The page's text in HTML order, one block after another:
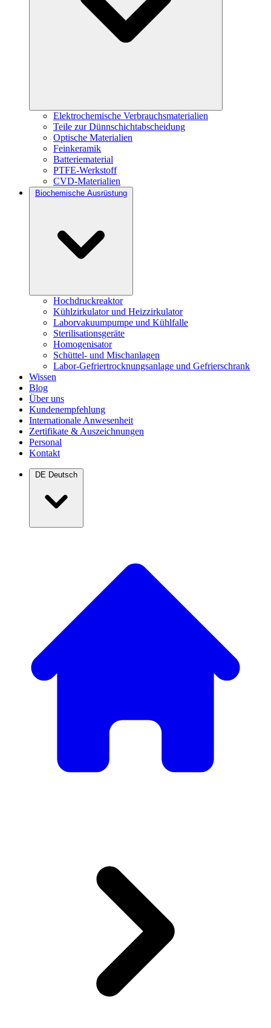
Elektrochemische Verbrauchsmaterialien
Teile zur Dünnschichtabscheidung
Optische Materialien
Feinkeramik
Batteriematerial
PTFE-Werkstoff
CVD-Materialien
Biochemische Ausrüstung
Hochdruckreaktor
Kühlzirkulator und Heizzirkulator
Laborvakuumpumpe und Kühlfalle
Sterilisationsgeräte
Homogenisator
Schüttel- und Mischanlagen
Labor-Gefriertrocknungsanlage und Gefrierschrank
Wissen
Blog
Über uns
Kundenempfehlung
Internationale Anwesenheit
Zertifikate & Auszeichnungen
Personal
Kontakt
DE Deutsch